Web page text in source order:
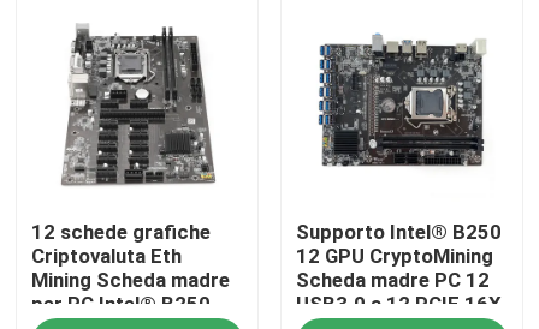
Casa
12 schede grafiche
Criptovaluta Eth
Mining Scheda madre
per PC Intel® B250
Supporto Intel® B250
12 GPU CryptoMining
Scheda madre PC 12
USB3.0 a 12 PCIE 16X